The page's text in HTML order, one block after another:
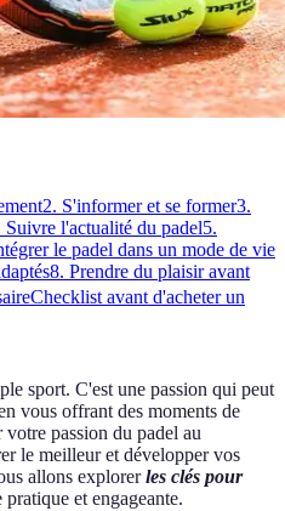
2. S'informer et se former3.
Suivre l'actualité du padel5.
le padel dans un mode de vie
8. Prendre du plaisir avant
Checklist avant d'acheter un
sport. C'est une passion qui peut
vous offrant des moments de
passion du padel au
le meilleur et développer vos
allons explorerles clés pour
pratique et engageante.